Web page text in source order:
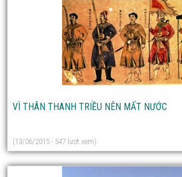
VÌ THÂN THANH TRIỀU NÊN MẤT NƯỚC
(13/06/2015 - 547 lượt xem)